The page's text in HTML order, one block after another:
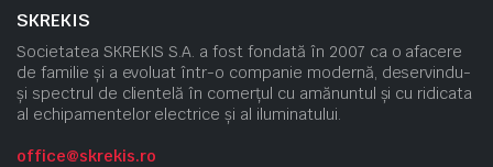
SKREKIS
Societatea SKREKIS S.A. a fost fondată în 2007 ca o afacere
de familie și a evoluat într-o companie modernă, deservindu-
și spectrul de clientelă în comerțul cu amănuntul și cu ridicata
al echipamentelor electrice și al iluminatului.
office@skrekis.ro